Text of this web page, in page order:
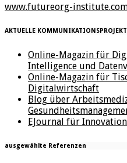
www.futureorg-
AKTUELLE
Online-Magazin für
Intelligence und
Online-Magazin für
Digitalwirtschaft
Blog über
EJournal für
ausgewählte Referenzen